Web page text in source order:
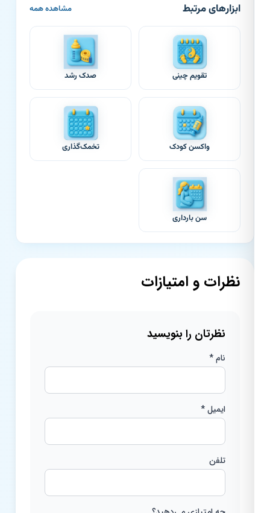
ابزارهای مرتبط مشاهده همه
تقویم چینی صدک رشد
واکسن کودک تخمک‌گذاری
سن بارداری
نظرات و امتیازات
نظرتان را بنویسید
ایمیل *
تلفن